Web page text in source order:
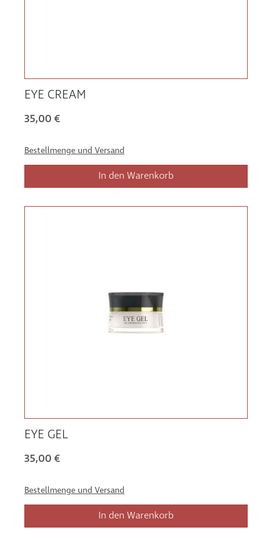
EYE CREAM
35,00 €
Bestellmenge und Versand
In den Warenkorb
EYE GEL
35,00 €
Bestellmenge und Versand
In den Warenkorb